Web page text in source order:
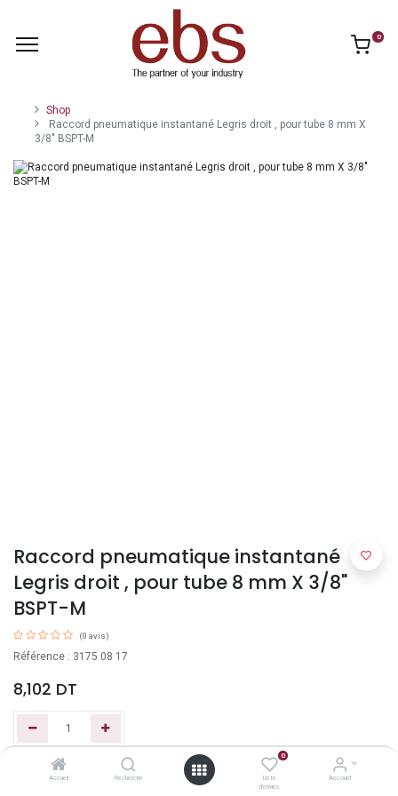
Accueil Recherche
0
Liste
d'envies
Account
0
Shop
Raccord pneumatique instantané Legris droit , pour tube 8 mm X
3/8" BSPT-M
Raccord pneumatique instantané
Legris droit , pour tube 8 mm X 3/8"
BSPT-M
(0 avis)
Référence : 3175 08 17
8,102 DT
Ajouter au panier